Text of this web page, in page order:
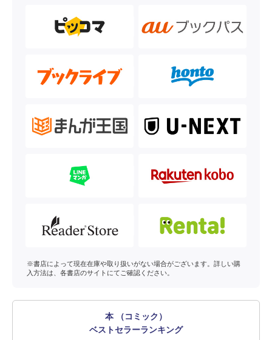
※書店によって現在在庫や取り扱いがない場合がございます。詳しい購
入方法は、各書店のサイトにてご確認ください。
本 （コミック）
ベストセラーランキング